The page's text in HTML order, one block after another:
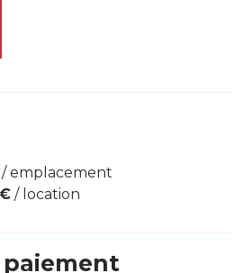
/ emplacement
/ location
paiement